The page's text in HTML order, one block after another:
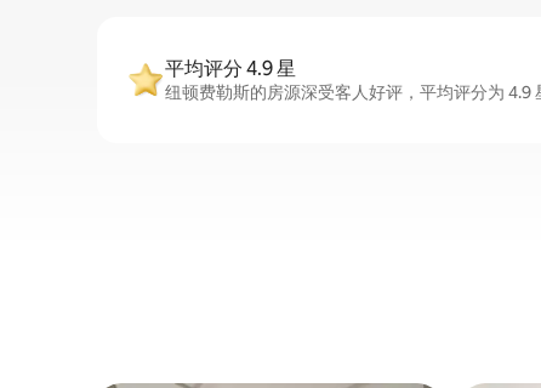
平均评分 4.9 星
纽顿费勒斯的房源深受客人好评，平均评分为 4.9